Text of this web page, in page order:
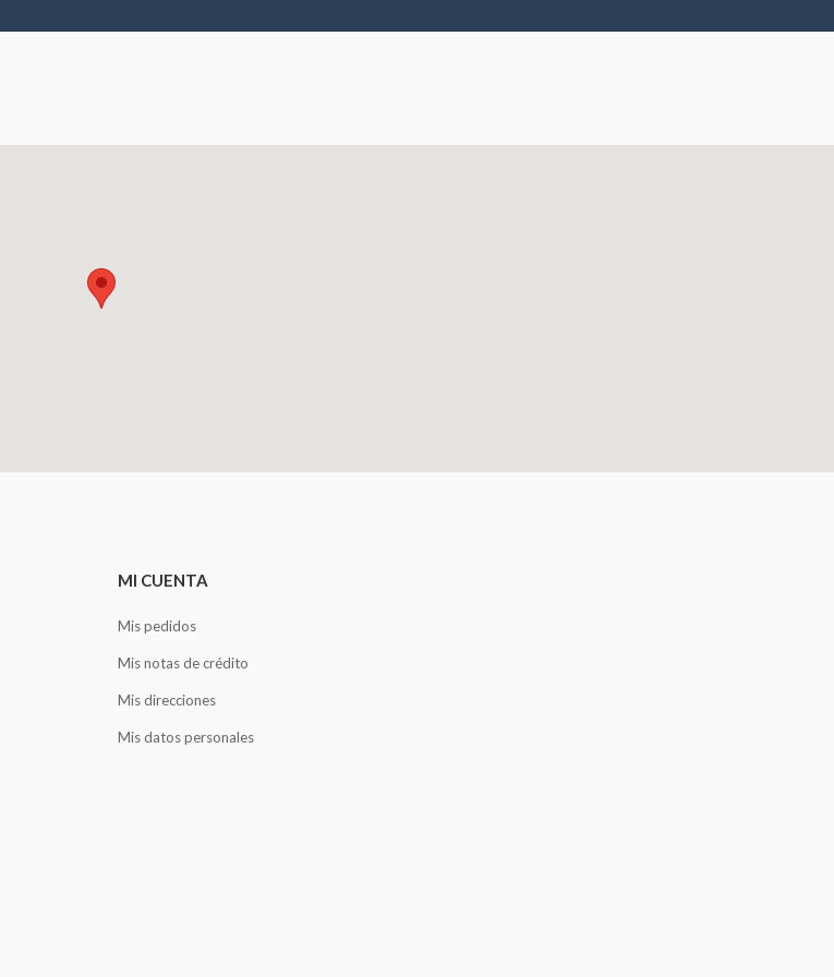
MI CUENTA
Mis pedidos
Mis notas de crédito
Mis direcciones
Mis datos personales